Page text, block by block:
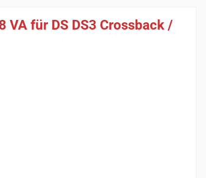
VA für DS DS3 Crossback /